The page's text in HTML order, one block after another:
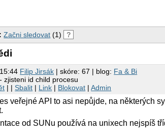
Začni sledovat (1) ?
Filip Jirsák | skóre: 67 | blog: Fa & Bi
zjisteni id child procesu
| |Sbalit | Link | Blokovat |Admin
veřejné API to asi nepůjde, na některých
od SUNu používá na unixech nejspíš